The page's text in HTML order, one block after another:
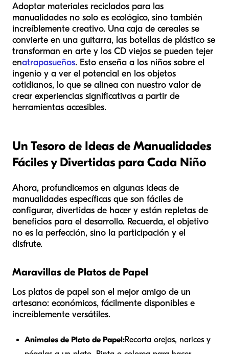
Adoptar materiales reciclados para las
manualidades no solo es ecológico, sino también
increíblemente creativo. Una caja de cereales se
convierte en una guitarra, las botellas de plástico se
transforman en arte y los CD viejos se pueden tejer
enatrapasueños. Esto enseña a los niños sobre el
ingenio y a ver el potencial en los objetos
cotidianos, lo que se alinea con nuestro valor de
crear experiencias significativas a partir de
herramientas accesibles.
Un Tesoro de Ideas de Manualidades
Fáciles y Divertidas para Cada Niño
Ahora, profundicemos en algunas ideas de
manualidades específicas que son fáciles de
configurar, divertidas de hacer y están repletas de
beneficios para el desarrollo. Recuerda, el objetivo
no es la perfección, sino la participación y el
disfrute.
Maravillas de Platos de Papel
Los platos de papel son el mejor amigo de un
artesano: económicos, fácilmente disponibles e
increíblemente versátiles.
Animales de Plato de Papel:Recorta orejas, narices y